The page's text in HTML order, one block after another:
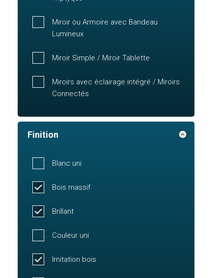
Miroir ou Armoire avec Bandeau
Lumineux
Miroir Simple / Miroir Tablette
Miroirs avec éclairage intégré / Miroirs
Connectés
Finition
Blanc uni
Bois massif
Brillant
Couleur uni
Imitation bois